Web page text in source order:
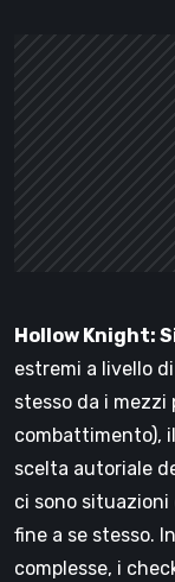
Hollow Knight:
estremi a livello
stesso da i
combattimento),
scelta autoriale
ci sono
fine a se stesso.
complesse, i